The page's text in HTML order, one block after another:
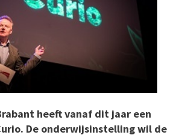
heeft vanaf dit jaar een
De onderwijsinstelling wil de